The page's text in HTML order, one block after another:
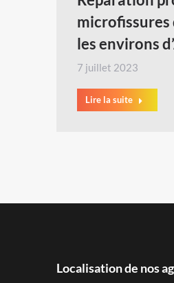
microfissures
les environs
7 juillet 2023
Lire la suite
Localisation de nos